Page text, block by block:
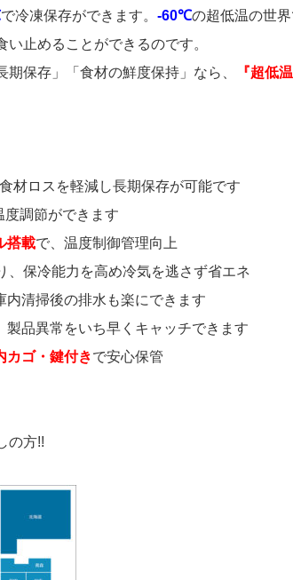
で冷凍保存ができます。 -60℃の超低温の世
止めることができるのです。
期保存」「食材の鮮度保持」なら、
『超低
材ロスを軽減し長期保存が可能です
度調節ができます
搭載で、温度制御管理向上
、保冷能力を高め冷気を逃さず省エネ
清掃後の排水も楽にできます
製品異常をいち早くキャッチできます
カゴ・鍵付きで安心保管
の方!!